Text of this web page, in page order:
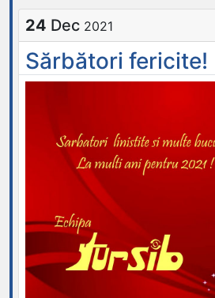
24 Dec 2021
Sărbători fericite!